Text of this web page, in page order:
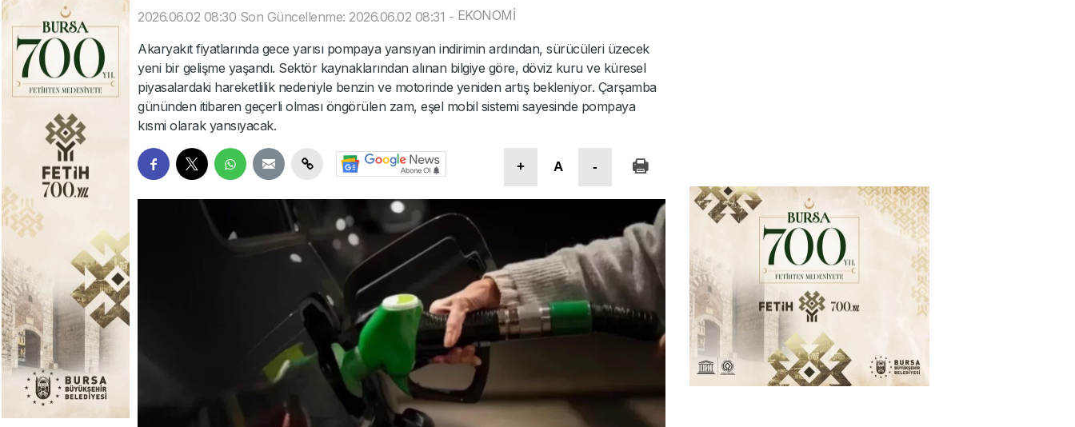
2026.06.02 08:30 Son Güncellenme: 2026.06.02 08:31 - EKONOMİ
Akaryakıt fiyatlarında gece yarısı pompaya yansıyan indirimin ardından, sürücüleri üzecek
yeni bir gelişme yaşandı. Sektör kaynaklarından alınan bilgiye göre, döviz kuru ve küresel
piyasalardaki hareketlilik nedeniyle benzin ve motorinde yeniden artış bekleniyor. Çarşamba
gününden itibaren geçerli olması öngörülen zam, eşel mobil sistemi sayesinde pompaya
kısmi olarak yansıyacak.
+ A -